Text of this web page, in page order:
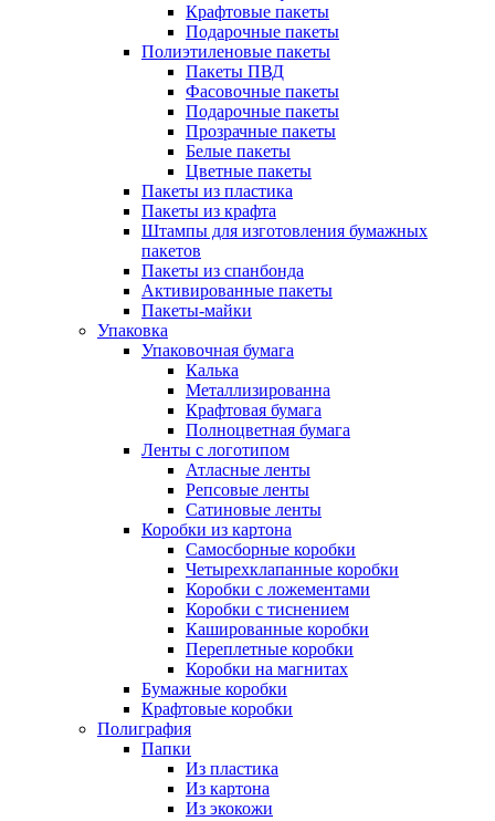
Крафтовые пакеты
Подарочные пакеты
Полиэтиленовые пакеты
Пакеты ПВД
Фасовочные пакеты
Подарочные пакеты
Прозрачные пакеты
Белые пакеты
Цветные пакеты
Пакеты из пластика
Пакеты из крафта
Штампы для изготовления бумажных
пакетов
Пакеты из спанбонда
Активированные пакеты
Пакеты-майки
Упаковка
Упаковочная бумага
Калька
Металлизированна
Крафтовая бумага
Полноцветная бумага
Ленты с логотипом
Атласные ленты
Репсовые ленты
Сатиновые ленты
Коробки из картона
Самосборные коробки
Четырехклапанные коробки
Коробки с ложементами
Коробки с тиснением
Кашированные коробки
Переплетные коробки
Коробки на магнитах
Бумажные коробки
Крафтовые коробки
Полиграфия
Папки
Из пластика
Из картона
Из экокожи